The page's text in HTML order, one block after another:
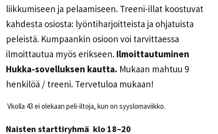
liikkumiseen ja pelaamiseen. Treeni-illat koostuvat
kahdesta osiosta: lyöntiharjoitteista ja ohjatuista
peleistä. Kumpaankin osioon voi tarvittaessa
ilmoittautua myös erikseen. Ilmoittautuminen
Hukka-sovelluksen kautta. Mukaan mahtuu 9
henkilöä / treeni. Tervetuloa mukaan!
Vkolla 43 ei olekaan peli-iltoja, kun on syyslomaviikko.
Naisten starttiryhmä klo 18–20